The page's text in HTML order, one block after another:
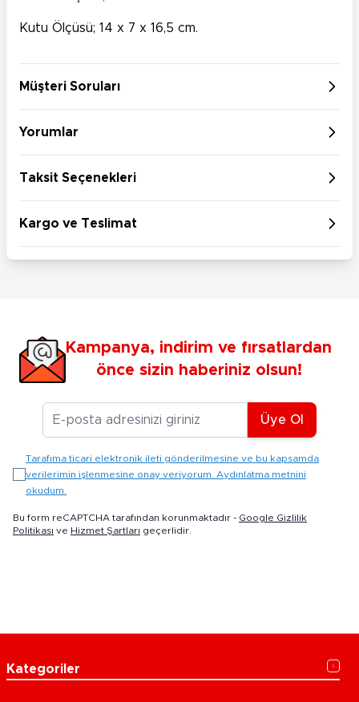
Kutu Ölçüsü; 14 x 7 x 16,5 cm.
Müşteri Soruları
Yorumlar
Taksit Seçenekleri
Kargo ve Teslimat
Kampanya, indirim ve fırsatlardan
önce sizin haberiniz olsun!
E-posta Adresiniz
Üye Ol
Tarafıma ticari elektronik ileti gönderilmesine ve bu kapsamda
verilerimin işlenmesine onay veriyorum. Aydınlatma metnini
okudum.
Bu form reCAPTCHA tarafından korunmaktadır - Google Gizlilik
Politikası ve Hizmet Şartları geçerlidir.
Kategoriler